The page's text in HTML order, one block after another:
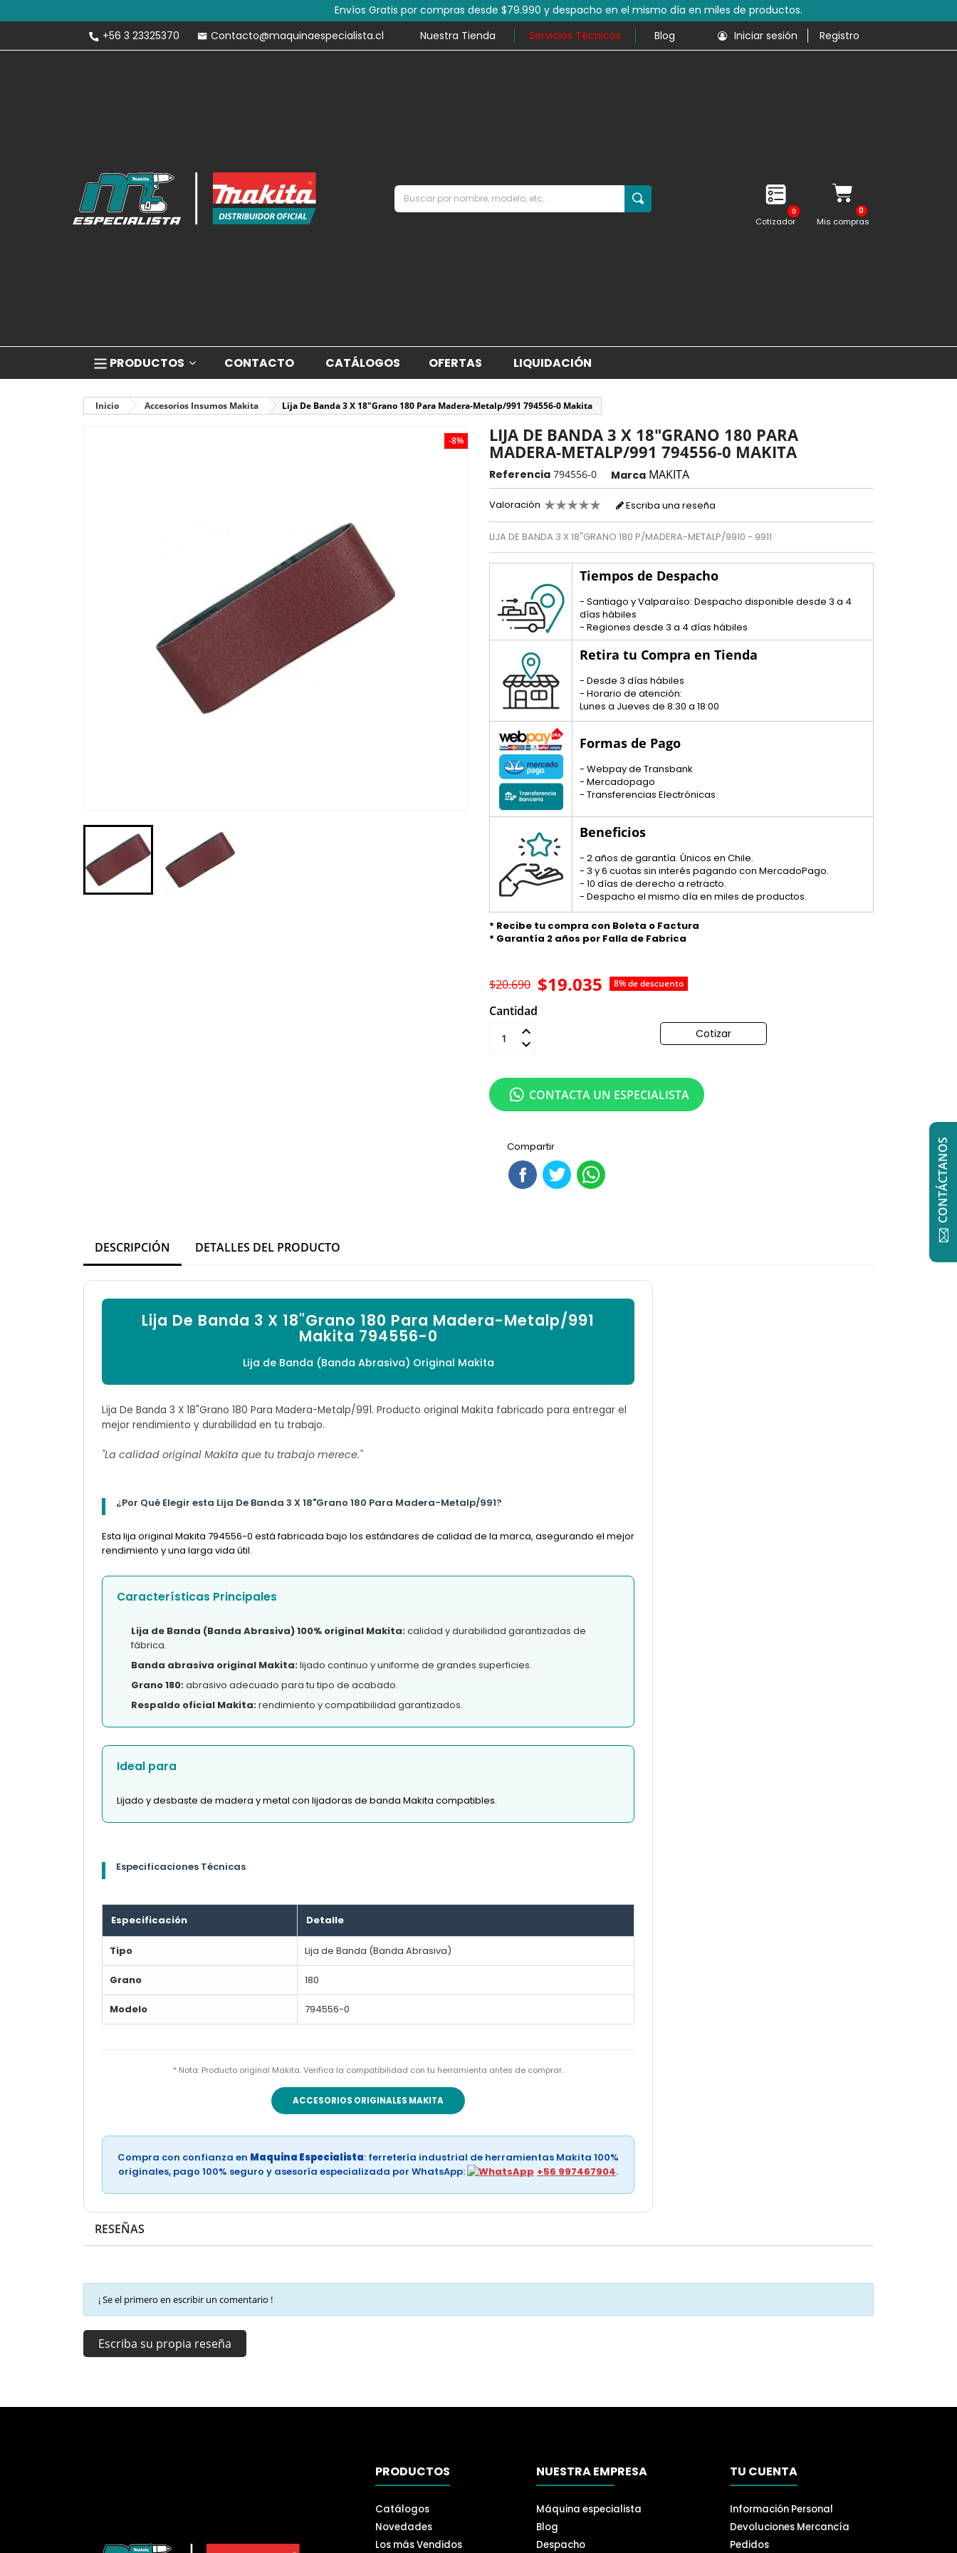
Envíos Gratis por compras desde $79.990 y despacho en el mismo día en miles de productos.
+56 3 23325370
Contacto@maquinaespecialista.cl Nuestra Tienda Servicios Técnicos Blog Iniciar sesión Registro
0
Cotizador Mis compras
PRODUCTOS CONTACTO CATÁLOGOS OFERTAS LIQUIDACIÓN
Inicio Accesorios Insumos Makita Lija De Banda 3 X 18"Grano 180 Para Madera-Metalp/991 794556-0 Makita
-8%
LIJA DE BANDA 3 X 18"GRANO 180 PARA
MADERA-METALP/991 794556-0 MAKITA
Referencia 794556-0 Marca MAKITA
Valoración Escriba una reseña
LIJA DE BANDA 3 X 18"GRANO 180 P/MADERA-METALP/9910 - 9911
Tiempos de Despacho
- Santiago y Valparaíso: Despacho disponible desde 3 a 4
días hábiles
- Regiones desde 3 a 4 días hábiles
Retira tu Compra en Tienda
- Desde 3 días hábiles
- Horario de atención:
Lunes a Jueves de 8:30 a 18:00
Formas de Pago
- Webpay de Transbank
- Mercadopago
- Transferencias Electrónicas
Beneficios
- 2 años de garantía. Únicos en Chile.
- 3 y 6 cuotas sin interés pagando con MercadoPago.
- 10 días de derecho a retracto.
- Despacho el mismo día en miles de productos.
* Recibe tu compra con Boleta o Factura
* Garantía 2 años por Falla de Fabrica
$19.035 8% de descuento
$20.690
Cantidad
Cotizar
Compartir
CONTACTA UN ESPECIALISTA
DESCRIPCIÓN DETALLES DEL PRODUCTO
Lija De Banda 3 X 18"Grano 180 Para Madera-Metalp/991
Makita 794556-0
Lija de Banda (Banda Abrasiva) Original Makita
Lija De Banda 3 X 18"Grano 180 Para Madera-Metalp/991. Producto original Makita fabricado para entregar el
mejor rendimiento y durabilidad en tu trabajo.
"La calidad original Makita que tu trabajo merece."
¿Por Qué Elegir esta Lija De Banda 3 X 18"Grano 180 Para Madera-Metalp/991?
Esta lija original Makita 794556-0 está fabricada bajo los estándares de calidad de la marca, asegurando el mejor
rendimiento y una larga vida útil.
Características Principales
Lija de Banda (Banda Abrasiva) 100% original Makita:calidad y durabilidad garantizadas de
fábrica.
Banda abrasiva original Makita:lijado continuo y uniforme de grandes superficies.
Grano 180:abrasivo adecuado para tu tipo de acabado.
Respaldo oficial Makita:rendimiento y compatibilidad garantizados.
Ideal para
Lijado y desbaste de madera y metal con lijadoras de banda Makita compatibles.
Especificaciones Técnicas
Especificación Detalle
Tipo Lija de Banda (Banda Abrasiva)
Grano 180
Modelo 794556-0
* Nota: Producto original Makita. Verifica la compatibilidad con tu herramienta antes de comprar.
ACCESORIOS ORIGINALES MAKITA
Compra con confianza en Maquina Especialista: ferretería industrial de herramientas Makita 100%
originales, pago 100% seguro y asesoría especializada por WhatsApp:
+56 997467904.
RESEÑAS
¡ Se el primero en escribir un comentario !
Escriba su propia reseña
PRODUCTOS
Catálogos
Novedades
Los más Vendidos
NUESTRA EMPRESA
Máquina especialista
Blog
Despacho
TU CUENTA
Información Personal
Devoluciones Mercancía
Pedidos
CONTÁCTANOS